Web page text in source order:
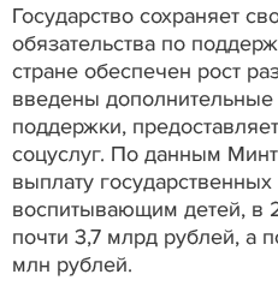
Государство сохраняет
обязательства по
стране обеспечен рост
введены
поддержки,
соцуслуг. По данным
выплату
воспитывающим детей, в
почти 3,7 млрд рублей, а
млн рублей.